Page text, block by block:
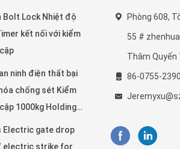
Bolt Lock Nhiệt độ
kết nối với kiểm
ninh điện thất bại
chống sét Kiểm
1000kg Holding
Electric gate drop
electric strike for
Phòng 608,
55 # zhenhua
Thâm Quyến
86-0755-